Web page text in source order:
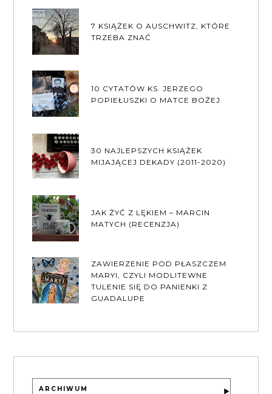
7 KSIĄŻEK O AUSCHWITZ, KTÓRE
TRZEBA ZNAĆ
10 CYTATÓW KS. JERZEGO
POPIEŁUSZKI O MATCE BOŻEJ
30 NAJLEPSZYCH KSIĄŻEK
MIJAJĄCEJ DEKADY (2011-2020)
JAK ŻYĆ Z LĘKIEM – MARCIN
MATYCH (RECENZJA)
ZAWIERZENIE POD PŁASZCZEM
MARYI, CZYLI MODLITEWNE
TULENIE SIĘ DO PANIENKI Z
GUADALUPE
ARCHIWUM